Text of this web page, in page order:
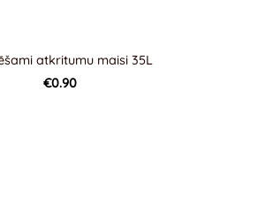
atkritumu maisi 35L
€0.90